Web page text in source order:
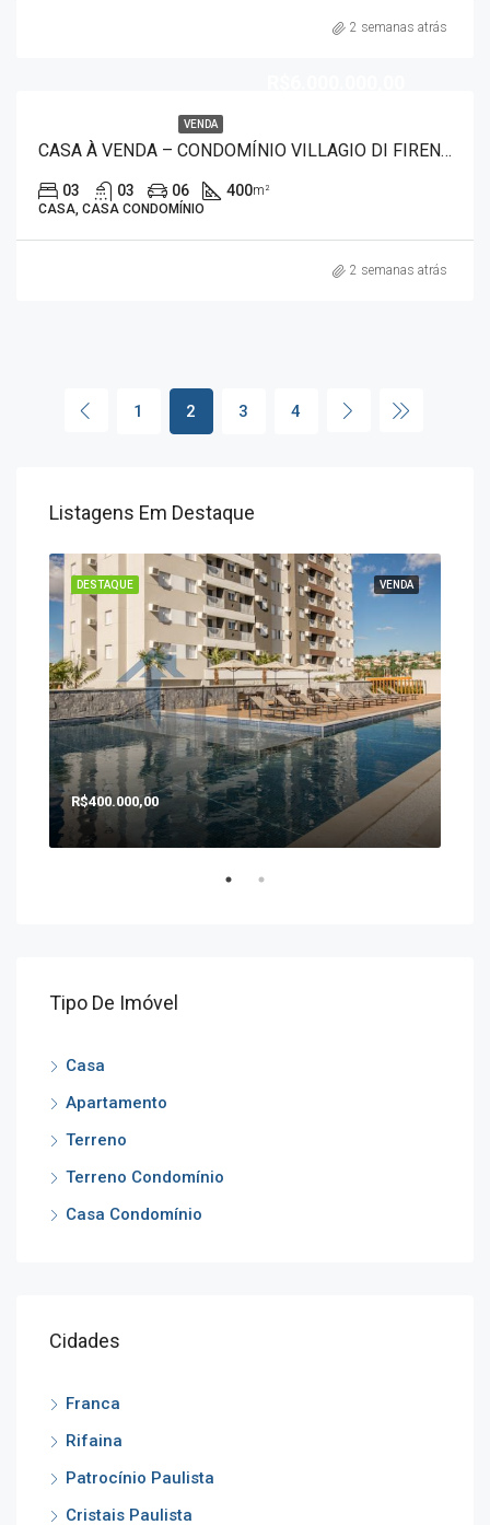
2 semanas atrás
VENDA
CASA À VENDA – CONDOMÍNIO VILLAGIO DI FIRENZE 7521
03 03 06 400m²
CASA, CASA CONDOMÍNIO
2 semanas atrás
1 2 3 4
Listagens Em Destaque
VENDA
DESTAQUE
R$400.000,00
Tipo De Imóvel
Casa
Apartamento
Terreno
Terreno Condomínio
Casa Condomínio
Cidades
Franca
Rifaina
Patrocínio Paulista
Cristais Paulista